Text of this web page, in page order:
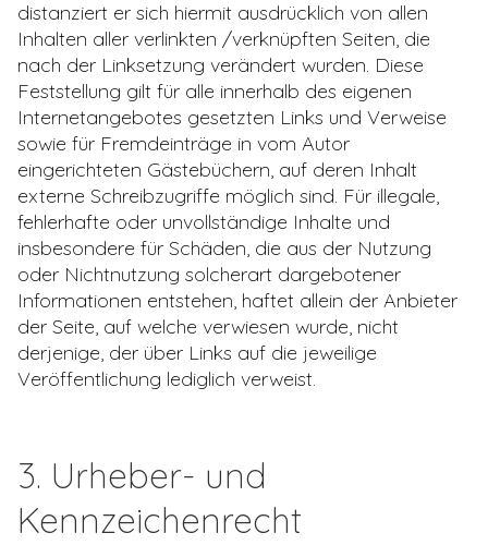
distanziert er sich hiermit ausdrücklich von allen
Inhalten aller verlinkten /verknüpften Seiten, die
nach der Linksetzung verändert wurden. Diese
Feststellung gilt für alle innerhalb des eigenen
Internetangebotes gesetzten Links und Verweise
sowie für Fremdeinträge in vom Autor
eingerichteten Gästebüchern, auf deren Inhalt
externe Schreibzugriffe möglich sind. Für illegale,
fehlerhafte oder unvollständige Inhalte und
insbesondere für Schäden, die aus der Nutzung
oder Nichtnutzung solcherart dargebotener
Informationen entstehen, haftet allein der Anbieter
der Seite, auf welche verwiesen wurde, nicht
derjenige, der über Links auf die jeweilige
Veröffentlichung lediglich verweist.
3. Urheber- und
Kennzeichenrecht